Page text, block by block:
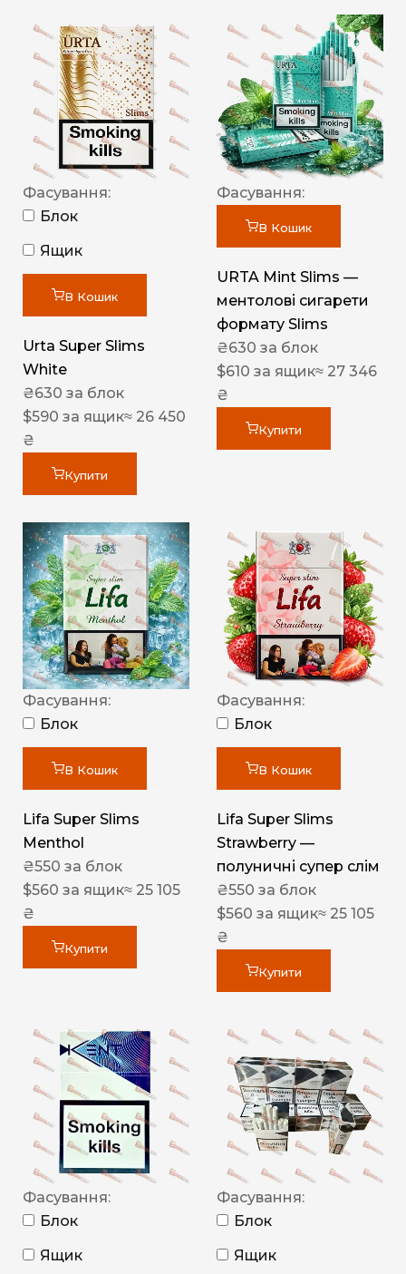
Фасування:
Блок
Ящик
В Кошик
Urta Super Slims
White
₴630 за блок
$590 за ящик≈ 26 450
₴
Купити
Фасування:
В Кошик
URTA Mint Slims —
ментолові сигарети
формату Slims
₴630 за блок
$610 за ящик≈ 27 346
₴
Купити
Фасування:
Блок
В Кошик
Lifa Super Slims
Menthol
₴550 за блок
$560 за ящик≈ 25 105
₴
Купити
Фасування:
Блок
В Кошик
Lifa Super Slims
Strawberry —
полуничні супер слім
₴550 за блок
$560 за ящик≈ 25 105
₴
Купити
Фасування:
Блок
Ящик
Фасування:
Блок
Ящик